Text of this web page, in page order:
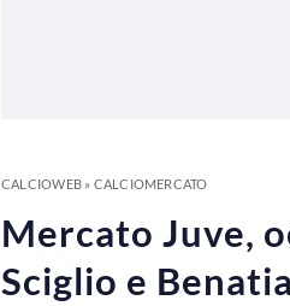
CALCIOWEB» CALCIOMERCATO
Mercato Juve,
Sciglio e Benatia